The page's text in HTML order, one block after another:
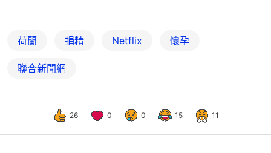
荷蘭 捐精 Netflix 懷孕
聯合新聞網
26 0 0 15 11